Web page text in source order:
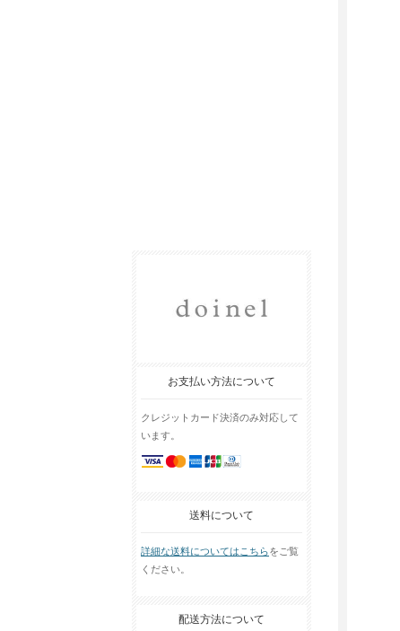
お支払い方法について
クレジットカード決済のみ対応して
います。
送料について
詳細な送料についてはこちらをご覧
ください。
配送方法について